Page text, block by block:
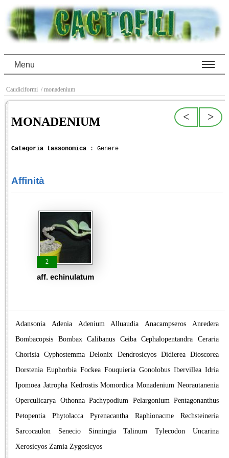
Menu
Caudiciformi / monadenium
>
<
MONADENIUM
Categoria tassonomica : Genere
Affinità
2
aff. echinulatum
Adansonia Adenia Adenium Alluaudia Anacampseros
Anredera
Bombacopsis
Bombax Calibanus Ceiba Cephalopentandra
Ceraria
Chorisia
Cyphostemma Delonix Dendrosicyos Didierea
Dioscorea
Dorstenia Euphorbia Fockea Fouquieria Gonolobus Ibervillea Idria
Ipomoea Jatropha Kedrostis Momordica Monadenium Neorautanenia
Operculicarya Othonna Pachypodium Pelargonium Pentagonanthus
Petopentia
Phytolacca Pyrenacantha Raphionacme
Rechsteineria
Sarcocaulon
Senecio Sinningia Talinum Tylecodon
Uncarina
Xerosicyos Zamia Zygosicyos